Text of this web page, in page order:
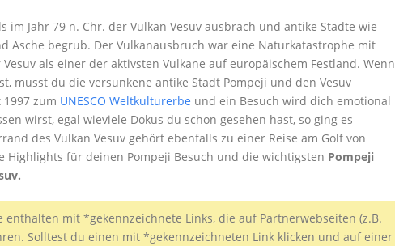
im Jahr 79 n. Chr. der Vulkan Vesuv ausbrach und antike Städte wie
Asche begrub. Der Vulkanausbruch war eine Naturkatastrophe mit
als einer der aktivsten Vulkane auf europäischem Festland. Wenn
musst du die versunkene antike Stadt Pompeji und den Vesuv
zum UNESCO Weltkulturerbe und ein Besuch wird dich emotional
wirst, egal wieviele Dokus du schon gesehen hast, so ging es
des Vulkan Vesuv gehört ebenfalls zu einer Reise am Golf von
Highlights für deinen Pompeji Besuch und die wichtigsten Pompeji
enthalten mit *gekennzeichnete Links, die auf Partnerwebseiten (z.B.
Solltest du einen mit *gekennzeichneten Link klicken und auf einer